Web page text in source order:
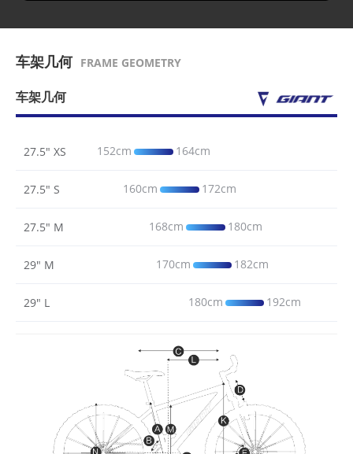
车架几何 FRAME GEOMETRY
车架几何
27.5" XS 152cm 164cm
27.5" S 160cm 172cm
27.5" M 168cm 180cm
29" M 170cm 182cm
29" L 180cm 192cm